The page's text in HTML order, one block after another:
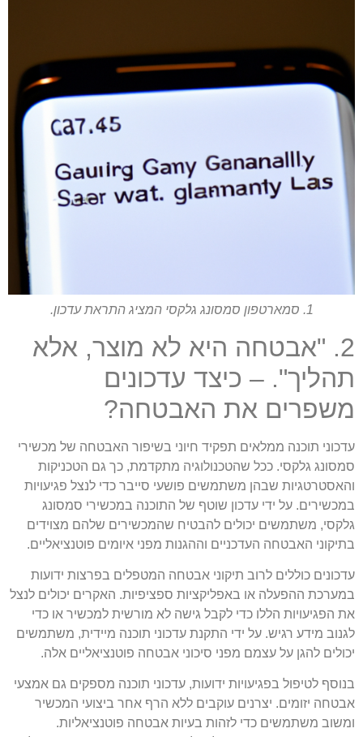
1. סמארטפון סמסונג גלקסי המציג התראת עדכון.
2. "אבטחה היא לא מוצר, אלא
תהליך". – כיצד עדכונים
משפרים את האבטחה?
עדכוני תוכנה ממלאים תפקיד חיוני בשיפור האבטחה של מכשירי
סמסונג גלקסי. ככל שהטכנולוגיה מתקדמת, כך גם הטכניקות
והאסטרטגיות שבהן משתמשים פושעי סייבר כדי לנצל פגיעויות
במכשירים. על ידי עדכון שוטף של התוכנה במכשירי סמסונג
גלקסי, משתמשים יכולים להבטיח שהמכשירים שלהם מצוידים
בתיקוני האבטחה העדכניים וההגנות מפני איומים פוטנציאליים.
עדכונים כוללים לרוב תיקוני אבטחה המטפלים בפרצות ידועות
במערכת ההפעלה או באפליקציות ספציפיות. האקרים יכולים לנצל
את הפגיעויות הללו כדי לקבל גישה לא מורשית למכשיר או כדי
לגנוב מידע רגיש. על ידי התקנת עדכוני תוכנה מיידית, משתמשים
יכולים להגן על עצמם מפני סיכוני אבטחה פוטנציאליים אלה.
בנוסף לטיפול בפגיעויות ידועות, עדכוני תוכנה מספקים גם אמצעי
אבטחה יזומים. יצרנים עוקבים ללא הרף אחר ביצועי המכשיר
ומשוב משתמשים כדי לזהות בעיות אבטחה פוטנציאליות.